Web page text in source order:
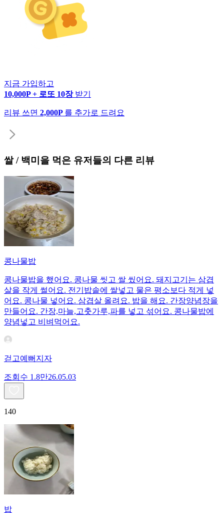
지금 가입하고
10,000P + 로또 10장 받기
리뷰 쓰면 2,000P 를 추가로 드려요
쌀 / 백미 을 먹은 유저들의 다른 리뷰
콩나물밥
콩나물밥을 했어요. 콩나물 씻고 쌀 씼어요. 돼지고기는 삼겹
살을 작게 썰어요. 전기밥솥에 쌀넣고 물은 평소보다 적게 넣
어요. 콩나물 넣어요. 삼겹살 올려요. 밥을 해요. 간장양념장을
만들어요. 간장,마늘,고춧가루,파를 넣고 섞어요. 콩나물밥에
양념넣고 비벼먹어요.
걷고예뻐지자
조회수 1.8만26.05.03
140
밥